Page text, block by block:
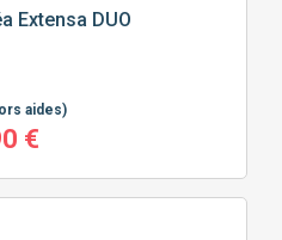
Extensa DUO
aides)
€